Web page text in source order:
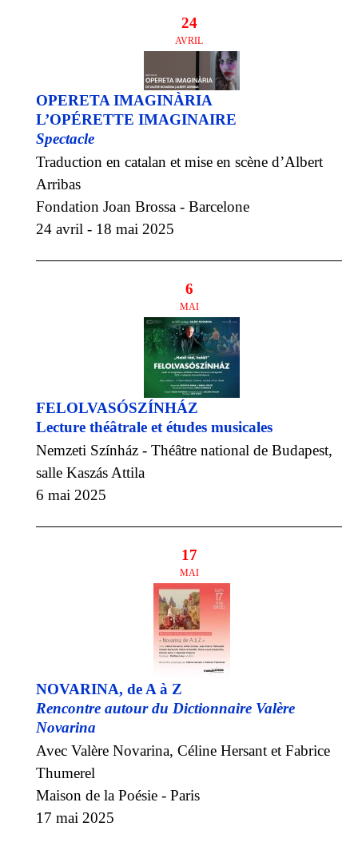
24
AVRIL
OPERETA IMAGINÀRIA
L’OPÉRETTE IMAGINAIRE
Spectacle
Traduction en catalan et mise en scène d’Albert
Arribas
Fondation Joan Brossa - Barcelone
24 avril - 18 mai 2025
6
MAI
FELOLVASÓSZÍNHÁZ
Lecture théâtrale et études musicales
Nemzeti Színház - Théâtre national de Budapest,
salle Kaszás Attila
6 mai 2025
17
MAI
NOVARINA, de A à Z
Rencontre autour du Dictionnaire Valère
Novarina
Avec Valère Novarina, Céline Hersant et Fabrice
Thumerel
Maison de la Poésie - Paris
17 mai 2025